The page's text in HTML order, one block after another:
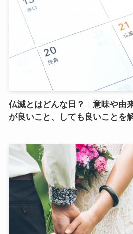
仏滅とはどんな日？｜意味や由
が良いこと、しても良いことを